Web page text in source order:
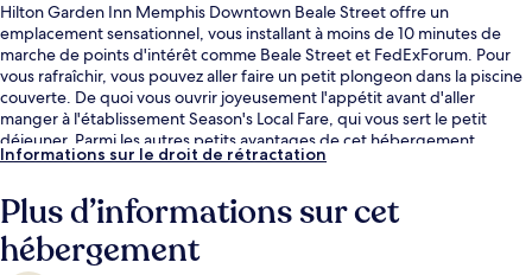
Hilton Garden Inn Memphis Downtown Beale Street offre un
emplacement sensationnel, vous installant à moins de 10 minutes de
marche de points d'intérêt comme Beale Street et FedExForum. Pour
vous rafraîchir, vous pouvez aller faire un petit plongeon dans la piscine
couverte. De quoi vous ouvrir joyeusement l'appétit avant d'aller
manger à l'établissement Season's Local Fare, qui vous sert le petit
déjeuner. Parmi les autres petits avantages de cet hébergement
figurent une salle de fitness ouverte 24 h/24 et un bar / salon. Les autres
attentionné et l'emplacement.
Informations sur le droit de rétractation
Plus d’informations sur cet
hébergement